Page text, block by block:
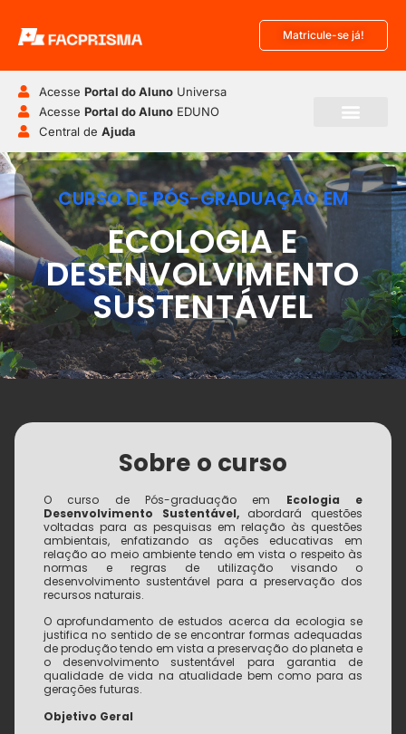
Matricule-se já!
Acesse Portal do AlunoUniversa
Acesse Portal do AlunoEDUNO
Central de Ajuda
CURSO DE PÓS-GRADUAÇÃO EM
ECOLOGIA E
DESENVOLVIMENTO
SUSTENTÁVEL
Sobre o curso
O curso de Pós-graduação em Ecologia e
Desenvolvimento Sustentável,abordará questões
voltadas para as pesquisas em relação às questões
ambientais, enfatizando as ações educativas em
relação ao meio ambiente tendo em vista o respeito às
normas e regras de utilização visando o
desenvolvimento sustentável para a preservação dos
recursos naturais.
O aprofundamento de estudos acerca da ecologia se
justifica no sentido de se encontrar formas adequadas
de produção tendo em vista a preservação do planeta e
o desenvolvimento sustentável para garantia de
qualidade de vida na atualidade bem como para as
gerações futuras.
Objetivo Geral